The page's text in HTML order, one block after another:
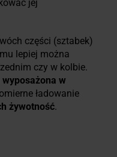
jej
części (sztabek)
lepiej można
czy w kolbie.
w
ładowanie
żywotność.